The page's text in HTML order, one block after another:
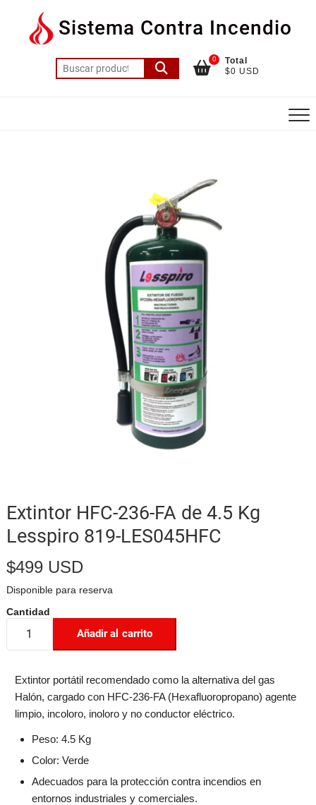
contenido
Sistema Contra Incendio
Buscar
0
Total
$0 USD
Extintor HFC-236-FA de 4.5 Kg
Lesspiro 819-LES045HFC
$499 USD
Disponible para reserva
Añadir al carrito
Extintor portátil recomendado como la alternativa del gas
Halón, cargado con HFC-236-FA (Hexafluoropropano) agente
limpio, incoloro, inoloro y no conductor eléctrico.
Peso: 4.5 Kg
Color: Verde
Adecuados para la protección contra incendios en
entornos industriales y comerciales.